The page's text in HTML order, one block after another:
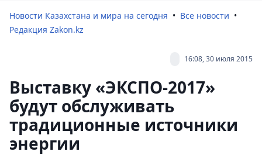
Новости Казахстана и мира на сегодня
Все новости
Редакция Zakon.kz
16:08, 30 июля 2015
Выставку «ЭКСПО-2017»
будут обслуживать
традиционные источники
энергии